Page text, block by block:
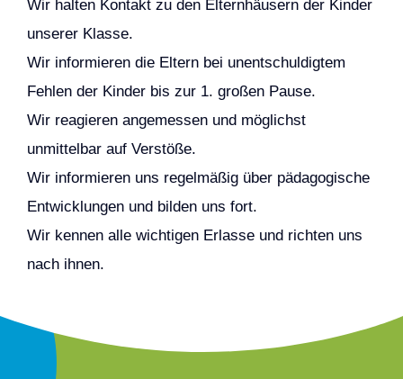
Wir halten Kontakt zu den Elternhäusern der Kinder
unserer Klasse.
Wir informieren die Eltern bei unentschuldigtem
Fehlen der Kinder bis zur 1. großen Pause.
Wir reagieren angemessen und möglichst
unmittelbar auf Verstöße.
Wir informieren uns regelmäßig über pädagogische
Entwicklungen und bilden uns fort.
Wir kennen alle wichtigen Erlasse und richten uns
nach ihnen.